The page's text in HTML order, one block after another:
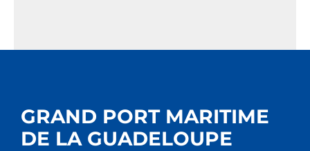
GRAND PORT MARITIME
DE LA GUADELOUPE